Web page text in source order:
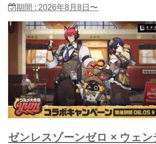
期間 : 2026年8月8日〜
ゼンレスゾーンゼロ × ウェン